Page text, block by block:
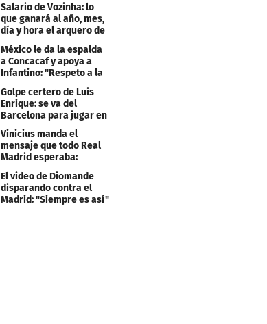
Salario de Vozinha: lo
que ganará al año, mes,
día y hora el arquero de
Cabo Verde
México le da la espalda
a Concacaf y apoya a
Infantino: "Respeto a la
gobernanza"
Golpe certero de Luis
Enrique: se va del
Barcelona para jugar en
el PSG
Vinicius manda el
mensaje que todo Real
Madrid esperaba:
"Mourinho..."
El video de Diomande
disparando contra el
Madrid: "Siempre es así"